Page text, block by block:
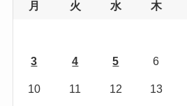
月 火 水 木
3 4 5 6
10 11 12 13